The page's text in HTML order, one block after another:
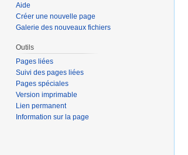
Aide
Créer une nouvelle page
Galerie des nouveaux fichiers
Outils
Pages liées
Suivi des pages liées
Pages spéciales
Version imprimable
Lien permanent
Information sur la page